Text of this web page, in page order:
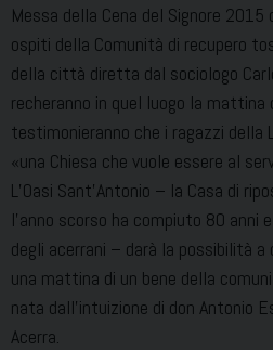
Messa della Cena del Signore 2015
ospiti della Comunità di recupero
della città diretta dal sociologo
recheranno in quel luogo la
testimonieranno che i ragazzi della
«una Chiesa che vuole essere al
L’Oasi Sant’Antonio – la Casa di
l’anno scorso ha compiuto 80 anni
degli acerrani – darà la possibilità a
una mattina di un bene della
nata dall’intuizione di don Antonio
Acerra.